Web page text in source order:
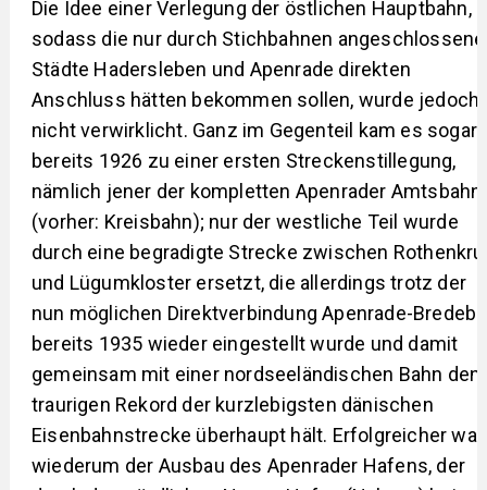
Die Idee einer Verlegung der östlichen Hauptbahn,
sodass die nur durch Stichbahnen
Städte Hadersleben und Apenrade direkten
Anschluss hätten bekommen sollen, wurde jedoch
nicht verwirklicht. Ganz im Gegenteil kam es sogar
bereits 1926 zu einer ersten Streckenstillegung,
nämlich jener der kompletten Apenrader Amtsbahn
(vorher: Kreisbahn); nur der westliche Teil wurde
durch eine begradigte Strecke zwischen
und Lügumkloster ersetzt, die allerdings trotz der
nun möglichen Direktverbindung Apenrade-
bereits 1935 wieder eingestellt wurde und damit
gemeinsam mit einer nordseeländischen Bahn den
traurigen Rekord der kurzlebigsten dänischen
Eisenbahnstrecke überhaupt hält. Erfolgreicher war
wiederum der Ausbau des Apenrader Hafens, der